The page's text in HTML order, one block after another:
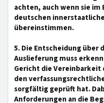
achten, auch wenn sie
deutschen
übereinstimmen.
5. Die Entscheidung über
Auslieferung muss
Gericht die
den
sorgfältig geprüft hat.
Anforderungen an die